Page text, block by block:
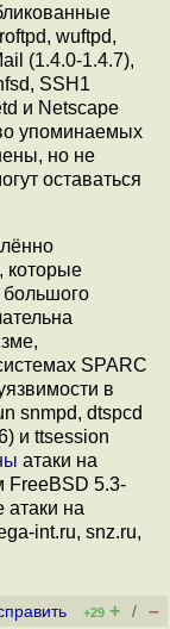
wuftpd,
(1.4.0-1.4.7),
SSH1
и Netscape
упоминаемых
но не
оставаться
которые
большого
SPARC
в
snmpd, dtspcd
и ttsession
атаки на
FreeBSD 5.3-
на
int.ru, snz.ru,
+29 + / –